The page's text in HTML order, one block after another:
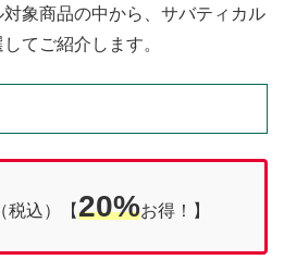
象商品の中から、サバティカル
てご紹介します。
（税込）【20%お得！】